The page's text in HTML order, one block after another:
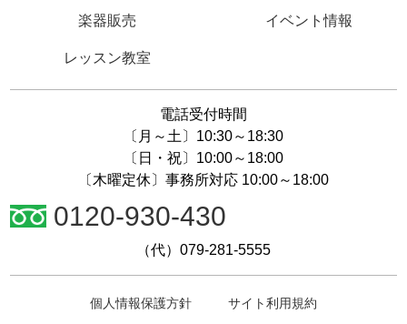
楽器販売 イベント情報
レッスン教室
電話受付時間
〔月～土〕10:30～18:30
〔日・祝〕10:00～18:00
〔木曜定休〕事務所対応 10:00～18:00
0120-930-430
（代）079-281-5555
個人情報保護方針 サイト利用規約